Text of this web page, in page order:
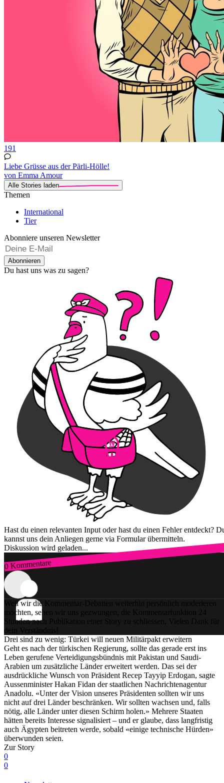
191
Liebe Grüsse aus der Pärli-Hölle!
von Emma Amour
Alle Stories laden
Themen
International
Tier
Abonniere unseren Newsletter
Abonnieren
Du hast uns was zu sagen?
Hast du einen relevanten Input oder hast du einen Fehler entdeckt?
kannst uns dein Anliegen gerne via Formular übermitteln.
Diskussion wird geladen...
0 Kommentare
Zum Login
Weil wir die Kommentar-Debatten weiterhin persönlich moderieren
möchten, sehen wir uns gezwungen, die Kommentarfunktion 24
Stunden nach Publikation einer Story zu schliessen. Vielen Dank für
dein Verständnis!
Drei sind zu wenig: Türkei will neuen Militärpakt erweitern
Geht es nach der türkischen Regierung, sollte das gerade erst ins
Leben gerufene Verteidigungsbündnis mit Pakistan und Saudi-
Arabien um zusätzliche Länder erweitert werden. Das sei der
ausdrückliche Wunsch von Präsident Recep Tayyip Erdogan, sagte
Aussenminister Hakan Fidan der staatlichen Nachrichtenagentur
Anadolu. «Unter der Vision unseres Präsidenten sollten wir uns
nicht auf drei Länder beschränken. Wir sollten wachsen und, falls
nötig, alle Länder unter diesen Schirm holen.» Mehrere Staaten
hätten bereits Interesse signalisiert – und er glaube, dass langfristig
auch Ägypten beitreten werde, sobald «einige technische Hürden»
überwunden seien.
Zur Story
0
0